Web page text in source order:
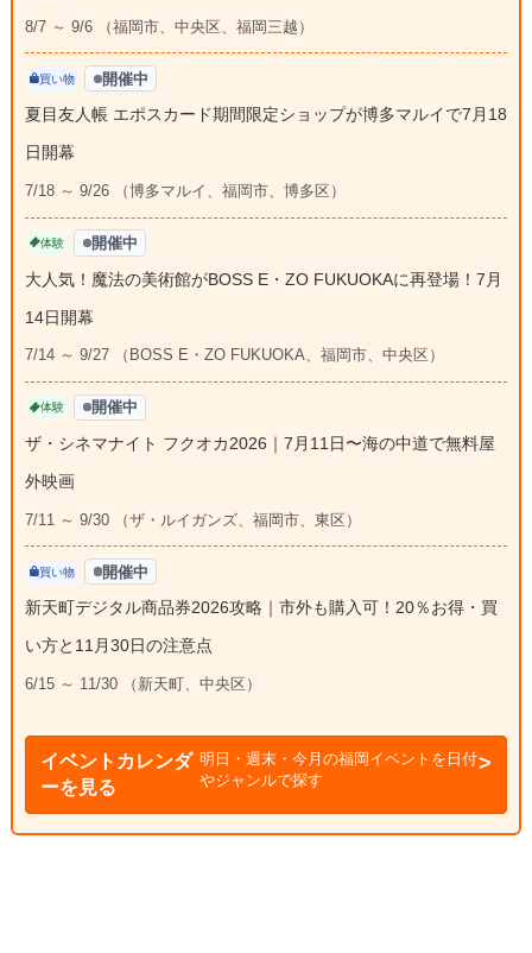
8/7 ～ 9/6 （福岡市、中央区、福岡三越）
買い物 開催中
夏目友人帳 エポスカード期間限定ショップが博多マルイで7月18
日開幕
7/18 ～ 9/26 （博多マルイ、福岡市、博多区）
体験 開催中
大人気！魔法の美術館がBOSS E・ZO FUKUOKAに再登場！7月
14日開幕
7/14 ～ 9/27 （BOSS E・ZO FUKUOKA、福岡市、中央区）
体験 開催中
ザ・シネマナイト フクオカ2026｜7月11日〜海の中道で無料屋
外映画
7/11 ～ 9/30 （ザ・ルイガンズ、福岡市、東区）
買い物 開催中
新天町デジタル商品券2026攻略｜市外も購入可！20％お得・買
い方と11月30日の注意点
6/15 ～ 11/30 （新天町、中央区）
イベントカレンダ
ーを見る
明日・週末・今月の福岡イベントを日付
やジャンルで探す